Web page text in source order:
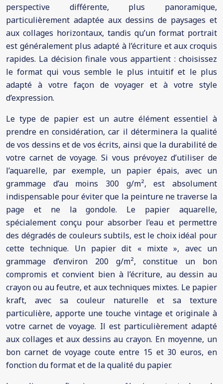
perspective différente, plus panoramique,
particulièrement adaptée aux dessins de paysages et
aux collages horizontaux, tandis qu’un format portrait
est généralement plus adapté à l’écriture et aux croquis
rapides. La décision finale vous appartient : choisissez
le format qui vous semble le plus intuitif et le plus
adapté à votre façon de voyager et à votre style
d’expression.
Le type de papier est un autre élément essentiel à
prendre en considération, car il déterminera la qualité
de vos dessins et de vos écrits, ainsi que la durabilité de
votre carnet de voyage. Si vous prévoyez d’utiliser de
l’aquarelle, par exemple, un papier épais, avec un
grammage d’au moins 300 g/m², est absolument
indispensable pour éviter que la peinture ne traverse la
page et ne la gondole. Le papier aquarelle,
spécialement conçu pour absorber l’eau et permettre
des dégradés de couleurs subtils, est le choix idéal pour
cette technique. Un papier dit « mixte », avec un
grammage d’environ 200 g/m², constitue un bon
compromis et convient bien à l’écriture, au dessin au
crayon ou au feutre, et aux techniques mixtes. Le papier
kraft, avec sa couleur naturelle et sa texture
particulière, apporte une touche vintage et originale à
votre carnet de voyage. Il est particulièrement adapté
aux collages et aux dessins au crayon. En moyenne, un
bon carnet de voyage coute entre 15 et 30 euros, en
fonction du format et de la qualité du papier.